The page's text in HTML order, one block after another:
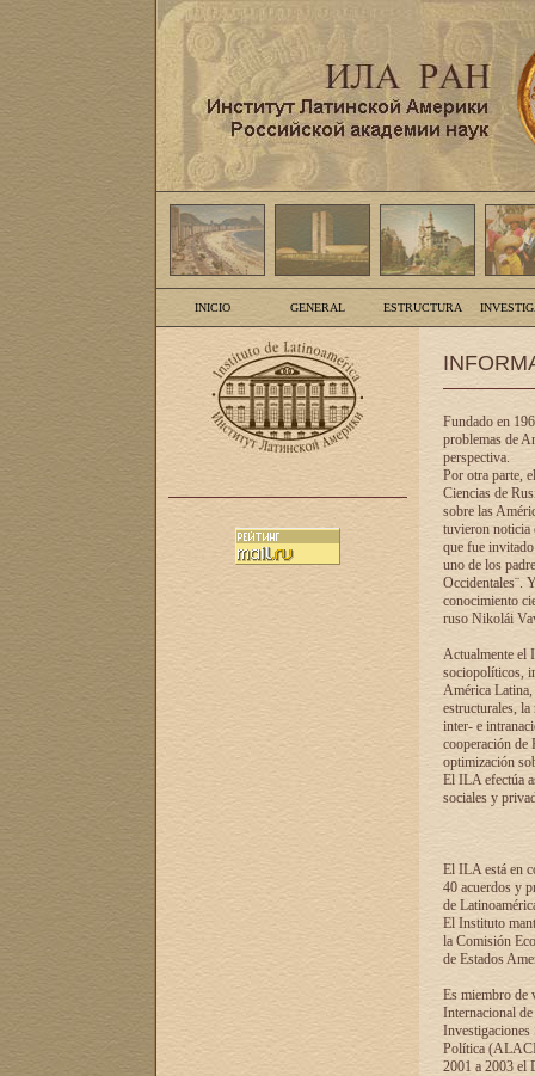
INICIO GENERAL ESTRUCTURA
Fundado en
problemas de
perspectiva.
Por otra parte,
Ciencias de
sobre las
tuvieron noticia
que fue
uno de los
Occidentales¨.
conocimiento
ruso Nikolái
Actualmente el
sociopolíticos,
América Latina,
estructurales,
inter- e
cooperación de
optimización
El ILA efectúa
sociales y
El ILA está en
40 acuerdos y
de
El Instituto
la Comisión
de Estados
Es miembro de
Internacional
Investigaciones
Política
2001 a 2003 el